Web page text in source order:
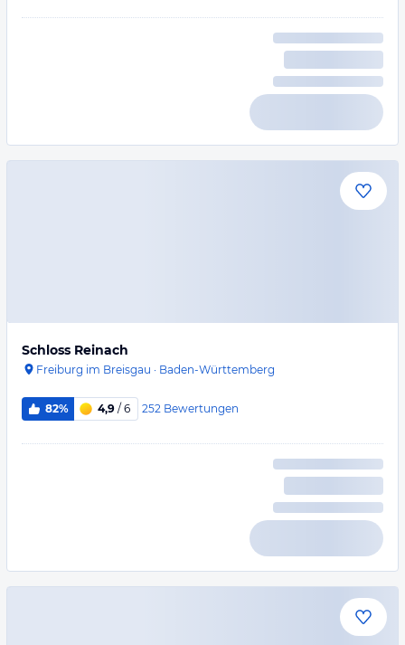
Schloss Reinach
Freiburg im Breisgau · Baden-Württemberg
82% 4,9 / 6 252 Bewertungen